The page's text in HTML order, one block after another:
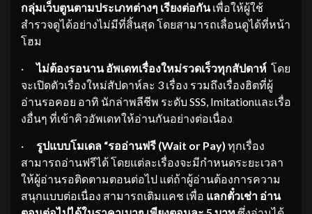
กลุ่มเว็บตูนตามประเภทต่างๆ เรียงต่อกันเพื่อให้ผู้ใช้
สำรวจดูได้อย่างไม่มีที่สิ้นสุด โดยสามารถเลื่อนดูได้ที่หน้า
โฮม
·ไม่ต้องรอนาน อัพเดทเรื่องใหม่รวดเร็วทุกสัปดาห์ โดย
จะเปิดตัวเรื่องใหม่สัปดาห์ละ 3 เรื่อง รวมถึงเรื่องฮิตที่ผู้
อ่านรอคอย อาทิ นักล่าพลีชีพ ระดับ SSS, Imitationและเรื่อ
งอื่นๆ ที่เข้าคิวอัพเดทให้อ่านกันอย่างต่อเนื่อง
· รูปแบบโมเดล “รออ่านฟรี (Wait or Pay) ทุกเรื่อง
สามารถอ่านฟรีได้ โดยแต่ละเรื่องจะมีกำหนดระยะเวลา
ให้ผู้อ่านรอติดตามตอนต่อไป แต่ถ้าผู้อ่านต้องการความ
สนุกแบบต่อเนื่อง สามารถเติมแคช เพื่อ แลกตั๋วเช่า อ่าน